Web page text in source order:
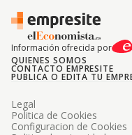
Información ofrecida por
QUIENES SOMOS
CONTACTO EMPRESITE
PUBLICA O EDITA TU
Legal
Politica de Cookies
Configuracion de Cookies